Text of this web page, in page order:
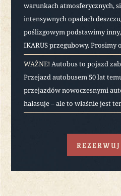
warunkach atmosferycznych,
intensywnych opadach
poślizgowym podstawimy
IKARUS przegubowy. Prosimy
WAŻNE! Autobus to pojazd
Przejazd autobusem 50 lat
przejazdów nowoczesnymi
hałasuje – ale to właśnie jest